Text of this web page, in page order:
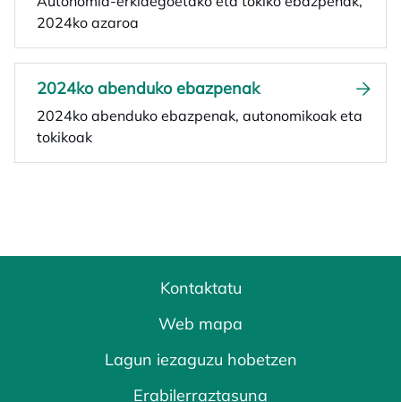
2024ko azaroa
2024ko abenduko ebazpenak
2024ko abenduko ebazpenak, autonomikoak eta
tokikoak
Kontaktatu
Web mapa
Lagun iezaguzu hobetzen
Erabilerraztasuna